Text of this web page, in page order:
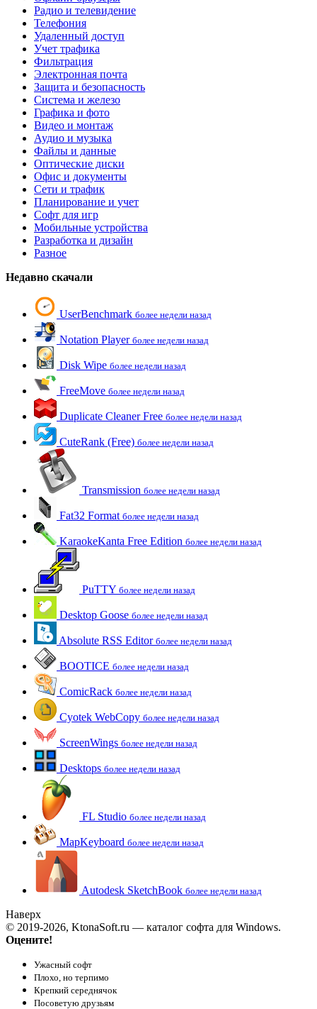
Радио и телевидение
Телефония
Удаленный доступ
Учет трафика
Фильтрация
Электронная почта
Защита и безопасность
Система и железо
Графика и фото
Видео и монтаж
Аудио и музыка
Файлы и данные
Оптические диски
Офис и документы
Сети и трафик
Планирование и учет
Софт для игр
Мобильные устройства
Разработка и дизайн
Разное
Недавно скачали
UserBenchmark более недели назад
Notation Player более недели назад
Disk Wipe более недели назад
FreeMove более недели назад
Duplicate Cleaner Free более недели назад
CuteRank (Free) более недели назад
Transmission более недели назад
Fat32 Format более недели назад
KaraokeKanta Free Edition более недели назад
PuTTY более недели назад
Desktop Goose более недели назад
Absolute RSS Editor более недели назад
BOOTICE более недели назад
ComicRack более недели назад
Cyotek WebCopy более недели назад
ScreenWings более недели назад
Desktops более недели назад
FL Studio более недели назад
MapKeyboard более недели назад
Autodesk SketchBook более недели назад
Наверх
© 2019-2026, KtonaSoft.ru — каталог софта для Windows.
Оцените!
Ужасный софт
Плохо, но терпимо
Крепкий середнячок
Посоветую друзьям